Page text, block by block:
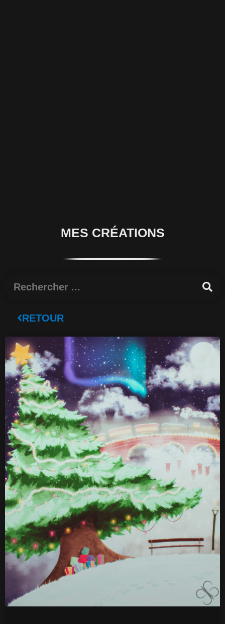
MES CRÉATIONS
Rechercher
RETOUR
Page
Page